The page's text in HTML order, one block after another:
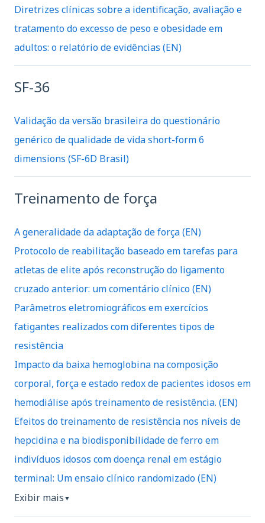
Diretrizes clínicas sobre a identificação, avaliação e
tratamento do excesso de peso e obesidade em
adultos: o relatório de evidências (EN)
SF-36
Validação da versão brasileira do questionário
genérico de qualidade de vida short-form 6
dimensions (SF-6D Brasil)
Treinamento de força
A generalidade da adaptação de força (EN)
Protocolo de reabilitação baseado em tarefas para
atletas de elite após reconstrução do ligamento
cruzado anterior: um comentário clínico (EN)
Parâmetros eletromiográficos em exercícios
fatigantes realizados com diferentes tipos de
resistência
Impacto da baixa hemoglobina na composição
corporal, força e estado redox de pacientes idosos em
hemodiálise após treinamento de resistência. (EN)
Efeitos do treinamento de resistência nos níveis de
hepcidina e na biodisponibilidade de ferro em
indivíduos idosos com doença renal em estágio
terminal: Um ensaio clínico randomizado (EN)
Exibir mais ▼